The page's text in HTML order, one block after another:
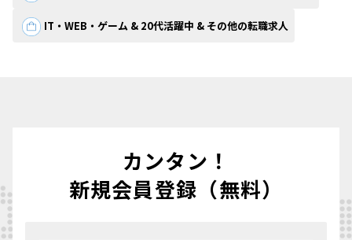
IT・WEB・ゲーム & 20代活躍中 & その他の転職求人
カンタン！
新規会員登録（無料）